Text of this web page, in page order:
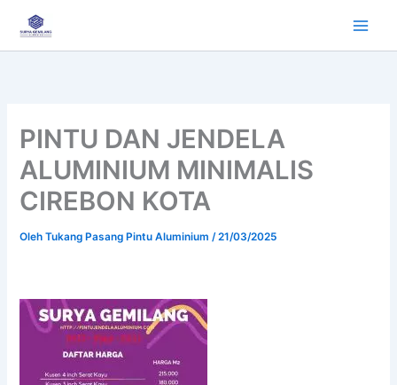
konten
PINTU DAN JENDELA
ALUMINIUM MINIMALIS
CIREBON KOTA
OlehTukang Pasang Pintu Aluminium /21/03/2025